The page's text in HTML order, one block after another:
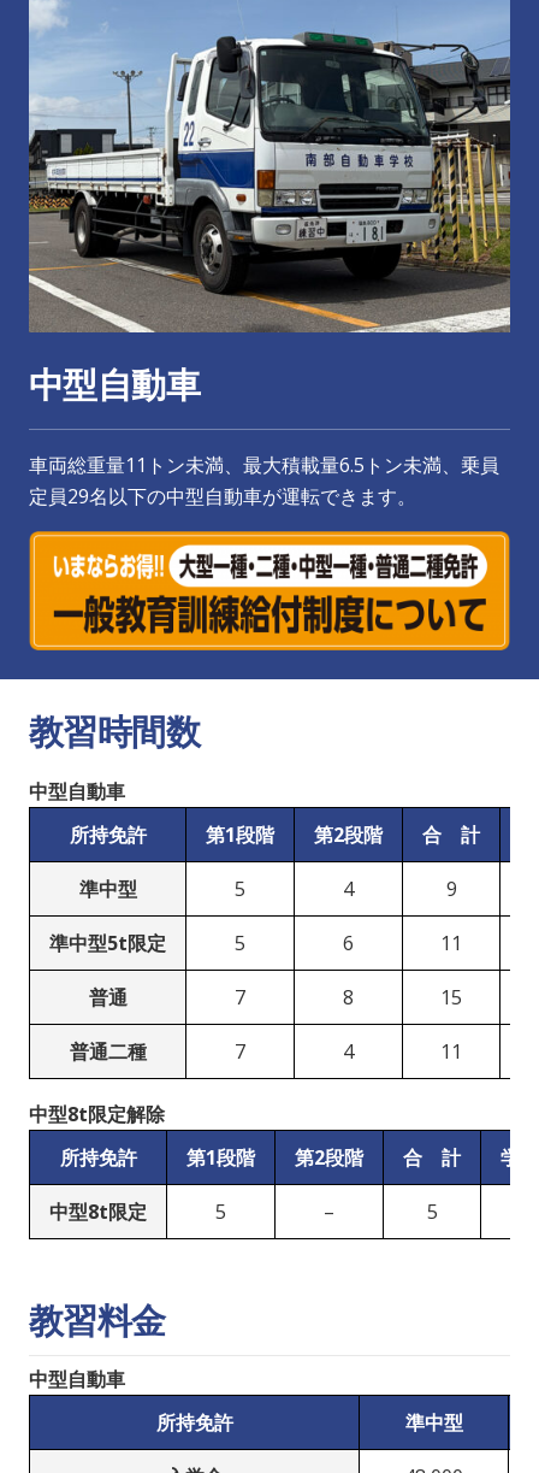
中型自動車
車両総重量11トン未満、最大積載量6.5トン未満、乗員
定員29名以下の中型自動車が運転できます。
教習時間数
中型自動車
所持免許
第1段階 第2段階 合 計
準中型 5 4 9
準中型5t限定 5 6 11
普通 7 8 15
普通二種 7 4 11
中型8t限定解除
所持免許
第1段階 第2段階 合 計 学
中型8t限定 5 – 5
教習料金
中型自動車
所持免許
準中型